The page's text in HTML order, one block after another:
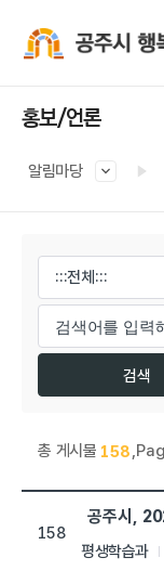
홍보/언론
알림마당
총 게시물 158 ,
평생학습관 > 평생
158
공주시,
평생학습과